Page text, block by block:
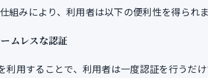
組みにより、利用者は以下の便利性を得られま
ムレスな認証
利用することで、利用者は一度認証を行うだ